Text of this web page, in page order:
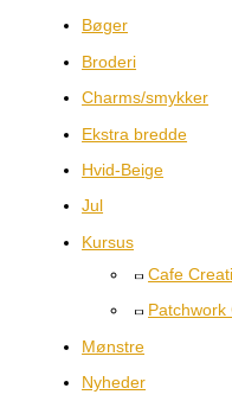
Bøger
Broderi
Charms/smykker
Ekstra bredde
Hvid-Beige
Jul
Kursus
Cafe
Patchwork
Mønstre
Nyheder